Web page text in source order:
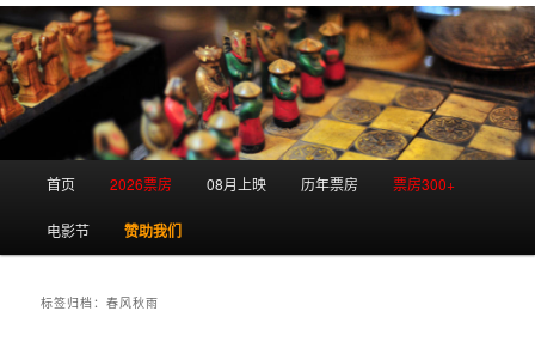
首页 2026票房 08月上映 历年票房 票房300+
电影节 赞助我们
标签归档：春风秋雨